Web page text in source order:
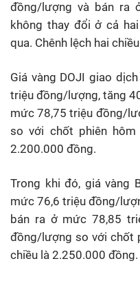
đồng/lượng và bán ra
không thay đổi ở cả
qua. Chênh lệch hai
Giá vàng DOJI giao
triệu đồng/lượng, tăng
mức 78,75 triệu đồng/
so với chốt phiên hôm
2.200.000 đồng.
Trong khi đó, giá vàng
mức 76,6 triệu đồng/
bán ra ở mức 78,85
đồng/lượng so với chốt
chiều là 2.250.000 đồng.